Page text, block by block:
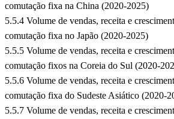
comutação fixa na China (2020-2025)
5.5.4 Volume de vendas, receita e
comutação fixa no Japão (2020-2025)
5.5.5 Volume de vendas, receita e
comutação fixos na Coreia do Sul (2020-
5.5.6 Volume de vendas, receita e
comutação fixa do Sudeste Asiático (2020-
5.5.7 Volume de vendas, receita e